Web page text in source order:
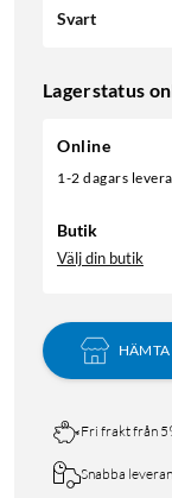
Svart
Lagerstatus
Online
1-2 dagars
Butik
Välj din butik
HÄMTA
Fri frakt från
Snabba